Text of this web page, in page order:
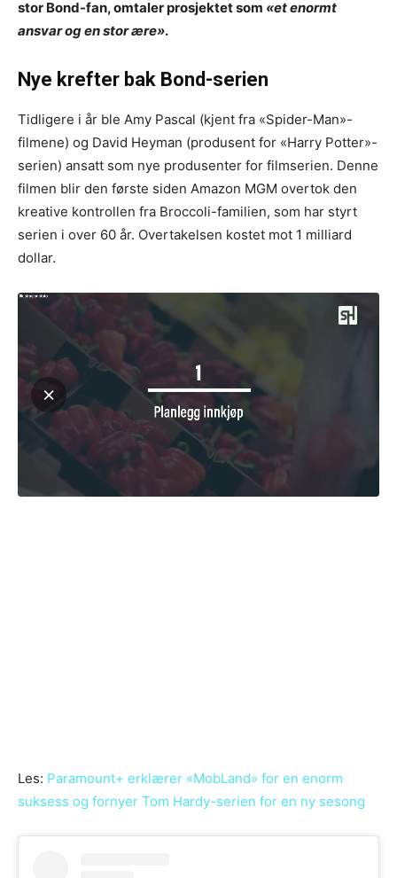
stor Bond-fan, omtaler prosjektet som «et enormt
ansvar og en stor ære».
Nye krefter bak Bond-serien
Tidligere i år ble Amy Pascal (kjent fra «Spider-Man»-
filmene) og David Heyman (produsent for «Harry Potter»-
serien) ansatt som nye produsenter for filmserien. Denne
filmen blir den første siden Amazon MGM overtok den
kreative kontrollen fra Broccoli-familien, som har styrt
serien i over 60 år. Overtakelsen kostet mot 1 milliard
dollar.
Les: Paramount+ erklærer «MobLand» for en enorm
suksess og fornyer Tom Hardy-serien for en ny sesong